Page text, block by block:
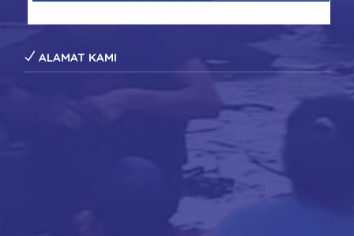
ALAMAT KAMI